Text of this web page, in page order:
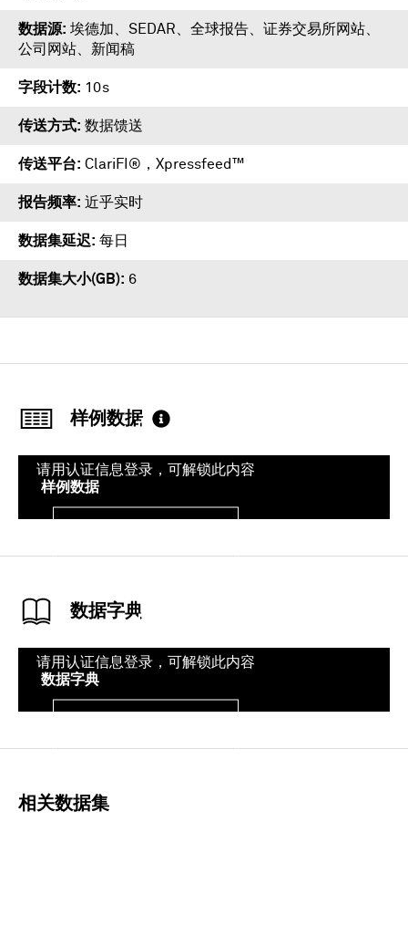
数据源 埃德加、SEDAR、全球报告、证券交易所网站、
公司网站、新闻稿
字段计数 10s
传送方式 数据馈送
传送平台 ClariFI® ， Xpressfeed™
报告频率 近乎实时
数据集延迟 每日
数据集大小(GB) 6
样例数据
样例数据
请用认证信息登录，可解锁此内容
数据字典
数据字典
请用认证信息登录，可解锁此内容
相关数据集